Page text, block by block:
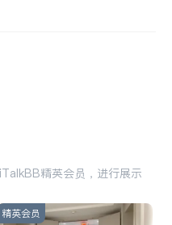
精英会员，进行展示
精英会员